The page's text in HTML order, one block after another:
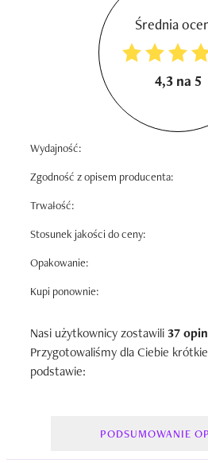
Średnia
4,3 na 5
Wydajność:
Zgodność z opisem producenta:
Trwałość:
Stosunek jakości do ceny:
Opakowanie:
Kupi ponownie:
Nasi użytkownicy zostawili37
Przygotowaliśmy dla Ciebie
podstawie:
PODSUMOWANIE